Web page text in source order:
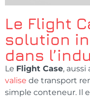
Le Flight
solution
dans
Le Flight Case,
valise de transport
simple conteneur. Il